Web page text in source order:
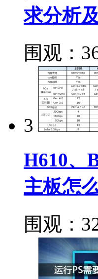
求分析
围观：
3
H610、
主板怎
围观：